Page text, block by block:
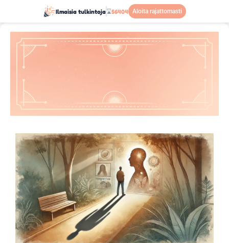
Ilmaisia tulkintoja⌛56404 Aloita rajattomasti